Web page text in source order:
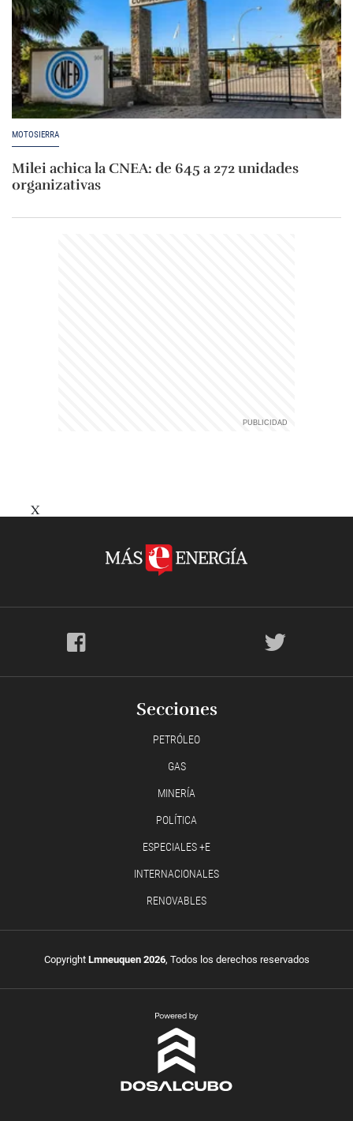
MOTOSIERRA
Milei achica la CNEA: de 645 a 272 unidades
organizativas
X
Secciones
PETRÓLEO
GAS
MINERÍA
POLÍTICA
ESPECIALES +E
INTERNACIONALES
RENOVABLES
Copyright Lmneuquen 2026, Todos los derechos reservados